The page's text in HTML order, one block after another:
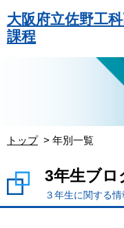
大阪府立佐野工
課程
トップ 年別一覧
3年生ブロ
３年生に関する